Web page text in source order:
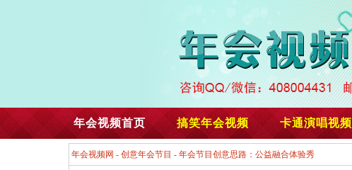
年会视频首页 搞笑年会视频 卡通演唱视频
年会视频网 - 创意年会节目 - 年会节目创意思路：公益融合体验秀